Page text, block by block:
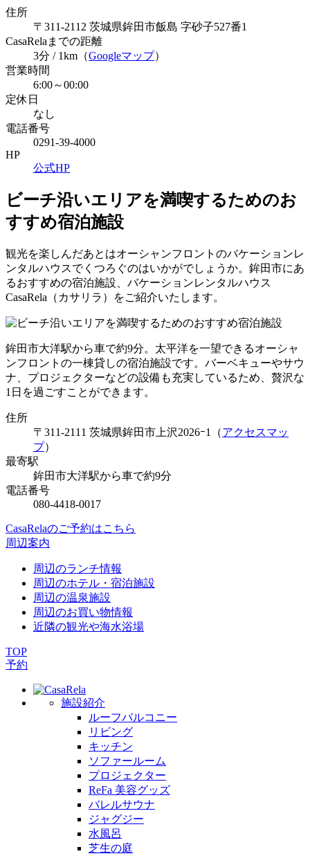
住所
〒311-2112 茨城県鉾田市飯島 字砂子527番1
CasaRelaまでの距離
3分 / 1km（Googleマップ）
営業時間
6:00～00:00
定休日
なし
電話番号
0291-39-4000
HP
公式HP
ビーチ沿いエリアを満喫するためのお
すすめ宿泊施設
観光を楽しんだあとはオーシャンフロントのバケーションレ
ンタルハウスでくつろぐのはいかがでしょうか。鉾田市にあ
るおすすめの宿泊施設、バケーションレンタルハウス
CasaRela（カサリラ）をご紹介いたします。
鉾田市大洋駅から車で約9分。太平洋を一望できるオーシャ
ンフロントの一棟貸しの宿泊施設です。バーベキューやサウ
ナ、プロジェクターなどの設備も充実しているため、贅沢な
1日を過ごすことができます。
住所
〒311-2111 茨城県鉾田市上沢2026ｰ1（アクセスマッ
プ）
最寄駅
鉾田市大洋駅から車で約9分
電話番号
080-4418-0017
CasaRelaのご予約はこちら
周辺案内
周辺のランチ情報
周辺のホテル・宿泊施設
周辺の温泉施設
周辺のお買い物情報
近隣の観光や海水浴場
TOP
予約
施設紹介
ルーフバルコニー
リビング
キッチン
ソファールーム
プロジェクター
ReFa 美容グッズ
バレルサウナ
ジャグジー
水風呂
芝生の庭